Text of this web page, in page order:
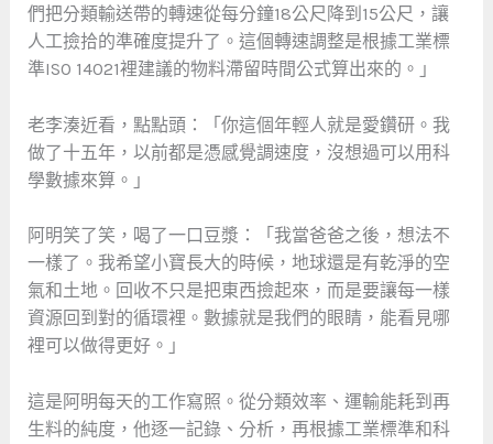
們把分類輸送帶的轉速從每分鐘18公尺降到15公尺，讓
人工撿拾的準確度提升了。這個轉速調整是根據工業標
準ISO 14021裡建議的物料滯留時間公式算出來的。」
老李湊近看，點點頭：「你這個年輕人就是愛鑽研。我
做了十五年，以前都是憑感覺調速度，沒想過可以用科
學數據來算。」
阿明笑了笑，喝了一口豆漿：「我當爸爸之後，想法不
一樣了。我希望小寶長大的時候，地球還是有乾淨的空
氣和土地。回收不只是把東西撿起來，而是要讓每一樣
資源回到對的循環裡。數據就是我們的眼睛，能看見哪
裡可以做得更好。」
這是阿明每天的工作寫照。從分類效率、運輸能耗到再
生料的純度，他逐一記錄、分析，再根據工業標準和科